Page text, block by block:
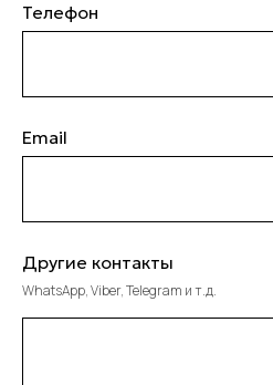
Телефон
Email
Другие контакты
WhatsApp, Viber, Telegram и т.д.